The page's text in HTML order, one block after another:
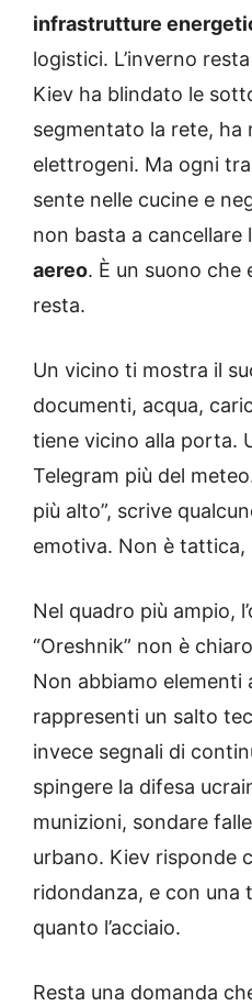
infrastrutture
logistici. L’inverno
Kiev ha blindato le
segmentato la rete,
elettrogeni. Ma ogni
sente nelle cucine e
non basta a cancellare
aereo. È un suono che
resta.
Un vicino ti mostra il
documenti, acqua,
tiene vicino alla porta.
Telegram più del
più alto”, scrive
emotiva. Non è tattica,
Nel quadro più ampio,
“Oreshnik” non è
Non abbiamo elementi
rappresenti un salto
invece segnali di
spingere la difesa
munizioni, sondare
urbano. Kiev risponde
ridondanza, e con una
quanto l’acciaio.
Resta una domanda